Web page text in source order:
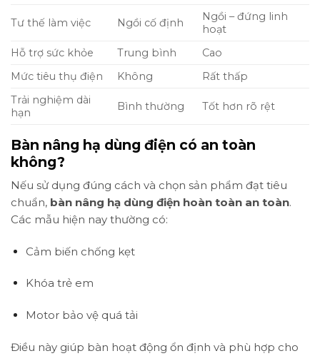
Tư thế làm việc Ngồi cố định
Ngồi – đứng linh
hoạt
Hỗ trợ sức khỏe
Trung bình
Cao
Mức tiêu thụ điện
Không
Rất thấp
Trải nghiệm dài
hạn
Bình thường Tốt hơn rõ rệt
Bàn nâng hạ dùng điện có an toàn
không?
Nếu sử dụng đúng cách và chọn sản phẩm đạt tiêu
chuẩn, bàn nâng hạ dùng điện hoàn toàn an toàn.
Các mẫu hiện nay thường có:
Cảm biến chống kẹt
Khóa trẻ em
Motor bảo vệ quá tải
Điều này giúp bàn hoạt động ổn định và phù hợp cho